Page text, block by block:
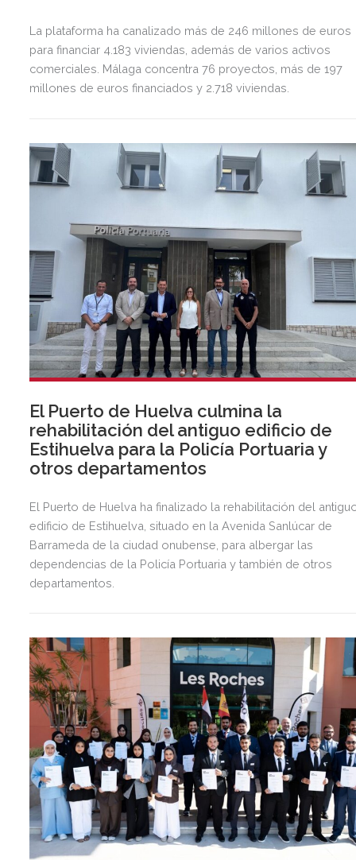
La plataforma ha canalizado más de 246 millones de euros
para financiar 4.183 viviendas, además de varios activos
comerciales. Málaga concentra 76 proyectos, más de 197
millones de euros financiados y 2.718 viviendas.
El Puerto de Huelva culmina la
rehabilitación del antiguo edificio de
Estihuelva para la Policía Portuaria y
otros departamentos
El Puerto de Huelva ha finalizado la rehabilitación del
edificio de Estihuelva, situado en la Avenida Sanlúcar de
Barrameda de la ciudad onubense, para albergar las
dependencias de la Policía Portuaria y también de otros
departamentos.